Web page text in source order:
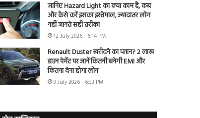
जानिए Hazard Light का क्या काम है, कब
और कैसे करें इसका इस्तेमाल, ज्यादातर लोग
नहीं जानते सही तरीका
12 July 2026 - 6:14 PM
Renault Duster खरीदने का प्लान? 2 लाख
डाउन पेमेंट पर जानें कितनी बनेगी EMI और
कितना देना होगा लोन
9 July 2026 - 6:33 PM